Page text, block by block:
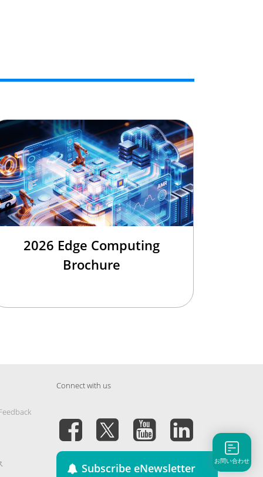
2026 Edge Computing
Brochure
Connect with us
Subscribe eNewsletter
お問い合わせ